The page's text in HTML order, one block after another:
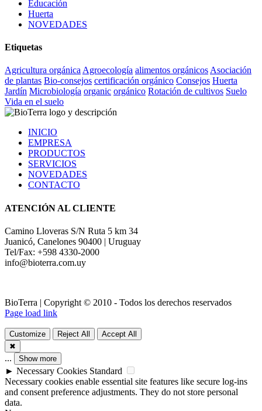
Educación
Huerta
NOVEDADES
Etiquetas
Agricultura orgánica Agroecología alimentos orgánicos Asociación
de plantas Bio-consejos certificación orgánico Consejos Huerta
Jardín Microbiología organic orgánico Rotación de cultivos Suelo
Vida en el suelo
INICIO
EMPRESA
PRODUCTOS
SERVICIOS
NOVEDADES
CONTACTO
ATENCIÓN AL CLIENTE
Camino Lloveras S/N Ruta 5 km 34
Juanicó, Canelones 90400 | Uruguay
Tel/Fax: +598 4330-2000
info@bioterra.com.uy
BioTerra | Copyright © 2010 - Todos los derechos reservados
Page load link
Customize Reject All
Accept All
✖
... Show more
► Necessary Cookies Standard
Necessary cookies enable essential site features like secure log-ins
and consent preference adjustments. They do not store personal
data.